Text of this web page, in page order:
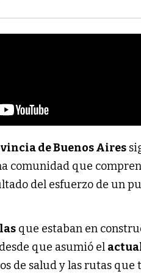
de Buenos Aires
comunidad que
del esfuerzo de un
que estaban en
que asumió el
de salud y las rutas que